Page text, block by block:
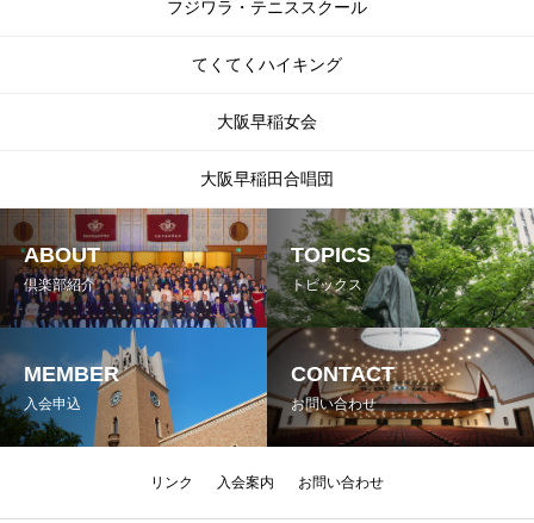
フジワラ・テニススクール
てくてくハイキング
大阪早稲女会
大阪早稲田合唱団
ABOUT
倶楽部紹介
TOPICS
トピックス
MEMBER
入会申込
CONTACT
お問い合わせ
リンク 入会案内 お問い合わせ